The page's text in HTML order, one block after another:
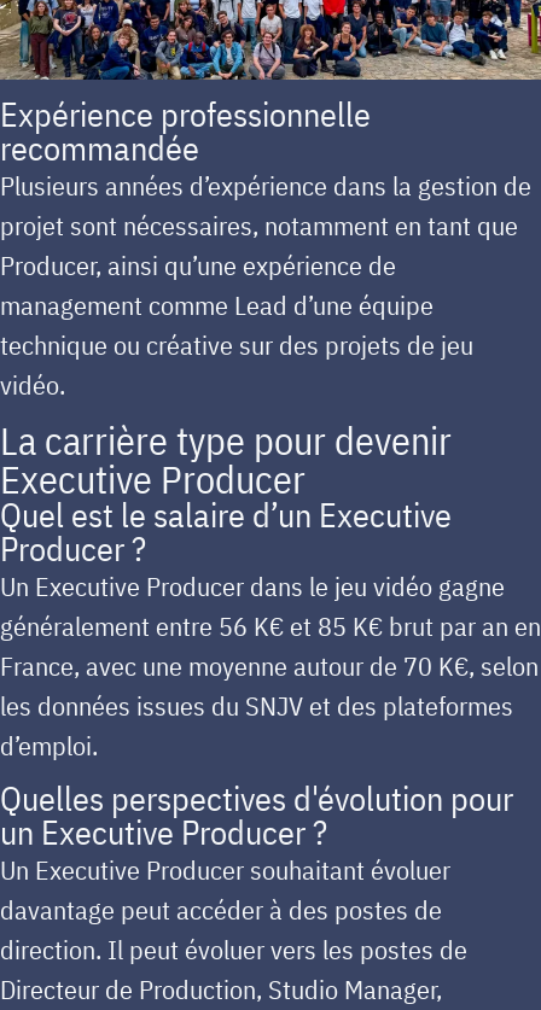
Expérience professionnelle
recommandée
Plusieurs années d’expérience dans la gestion de
projet sont nécessaires, notamment en tant que
Producer, ainsi qu’une expérience de
management comme Lead d’une équipe
technique ou créative sur des projets de jeu
vidéo.
La carrière type pour devenir
Executive Producer
Quel est le salaire d’un Executive
Producer ?
Un Executive Producer dans le jeu vidéo gagne
généralement entre 56 K€ et 85 K€ brut par an en
France, avec une moyenne autour de 70 K€, selon
les données issues du SNJV et des plateformes
d’emploi.
Quelles perspectives d'évolution pour
un Executive Producer ?
Un Executive Producer souhaitant évoluer
davantage peut accéder à des postes de
direction. Il peut évoluer vers les postes de
Directeur de Production, Studio Manager,